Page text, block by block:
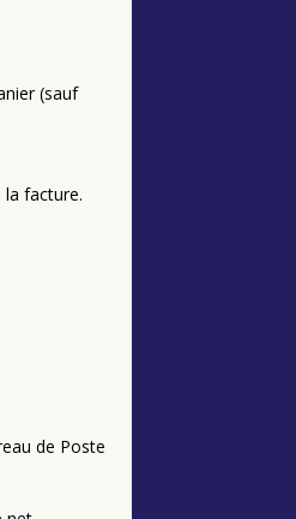
(sauf
facture.
de Poste